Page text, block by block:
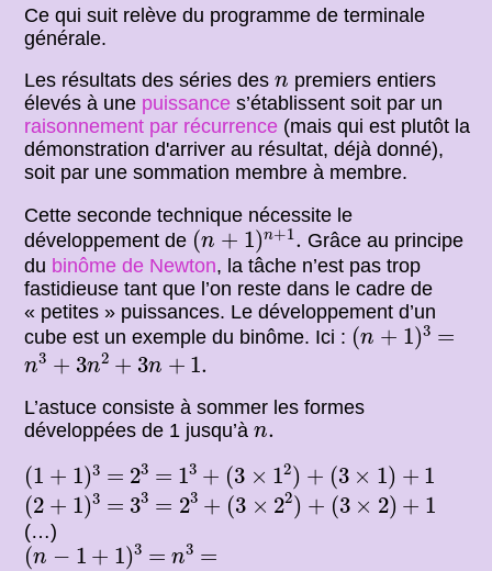
Ce qui suit relève du programme de terminale
générale.
Les résultats des séries desn
n premiers entiers
élevés à une puissance s’établissent soit par un
raisonnement par récurrence (mais qui est plutôt la
démonstration d'arriver au résultat, déjà donné),
soit par une sommation membre à membre.
Cette seconde technique nécessite le
développement de (n + 1)n+1.
(n+1)n+1.
Grâce au principe
du binôme de Newton, la tâche n’est pas trop
fastidieuse tant que l’on reste dans le cadre de
« petites » puissances. Le développement d’un
cube est un exemple du binôme. Ici : (n + 1)3
(n+1 )3 =
=
n3 + 3n2 + 3n + 1.
n3+3n2+3 n+1.
L’astuce consiste à sommer les formes
développées de 1 jusqu’àn.
n
(1 + 1)3
(1 +1 )3 =
= 23
23 =
= 13 + (3 × 12) + (3 × 1) + 1
13 + 3× 2)+ 3 1) 1
(2 + 1)3
(2 +1 )3 =
= 33
33 = 23 + (3 × 22) + (3 × 2) + 1
23+ ( 3×22 )+(3 × 2)+ 1
(…)
(n − 1 + 1)3
(n− + ) 3 =
= n3
3 =
=